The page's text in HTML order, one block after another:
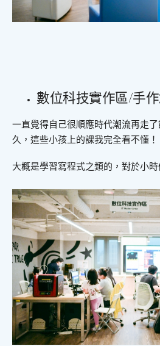
數位科技實作區/手
一直覺得自己很順應時代潮流再走
久，這些小孩上的課我完全看不懂！
大概是學習寫程式之類的，對於小